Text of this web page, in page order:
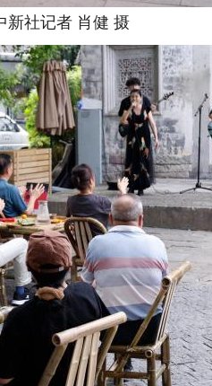
社记者 肖健 摄